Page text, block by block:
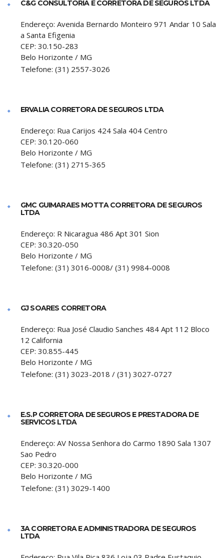
C&G CONSULTORIA E CORRETORA DE SEGUROS LTDA
Endereço: Avenida Bernardo Monteiro 971 Andar 10 Sala
a Santa Efigenia
CEP: 30.150-283
Belo Horizonte / MG
Telefone: (31) 2557-3026
ERVALIA CORRETORA DE SEGUROS LTDA
Endereço: Rua Carijos 424 Sala 404 Centro
CEP: 30.120-060
Belo Horizonte / MG
Telefone: (31) 2715-365
GMC GUIMARAES MOTTA CORRETORA DE SEGUROS
LTDA
Endereço: R Nicaragua 486 Apt 301 Sion
CEP: 30.320-050
Belo Horizonte / MG
Telefone: (31) 3016-0008/ (31) 9984-0008
GJ SOARES CORRETORA
Endereço: Rua José Claudio Sanches 484 Apt 112 Bloco
12 California
CEP: 30.855-445
Belo Horizonte / MG
Telefone: (31) 3023-2018 / (31) 3027-0727
E.S.P CORRETORA DE SEGUROS E PRESTADORA DE
SERVICOS LTDA
Endereço: AV Nossa Senhora do Carmo 1890 Sala 1307
Sao Pedro
CEP: 30.320-000
Belo Horizonte / MG
Telefone: (31) 3029-1400
3A CORRETORA E ADMINISTRADORA DE SEGUROS
LTDA